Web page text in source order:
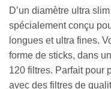
D’un diamètre ultra
spécialement conçu
longues et ultra fines.
forme de sticks, dans
120 filtres. Parfait pour
avec des filtres de